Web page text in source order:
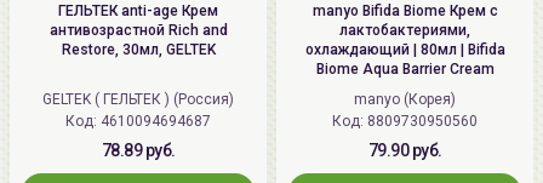
ГЕЛЬТЕК anti-age Крем
антивозрастной Rich and
Restore, 30мл, GELTEK
GELTEK ( ГЕЛЬТЕК ) (Россия)
Код: 4610094694687
78.89 руб.
manyo Bifida Biome Крем с
лактобактериями,
охлаждающий | 80мл | Bifida
Biome Aqua Barrier Cream
manyo (Корея)
Код: 8809730950560
79.90 руб.